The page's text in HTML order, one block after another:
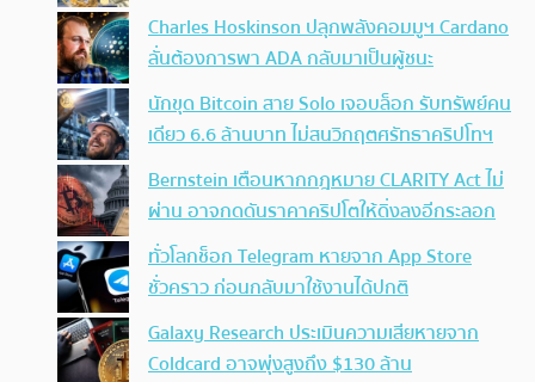
Charles Hoskinson ปลุกพลังคอมมูฯ Cardano
ลั่นต้องการพา ADA กลับมาเป็นผู้ชนะ
นักขุด Bitcoin สาย Solo เจอบล็อก รับทรัพย์คน
เดียว 6.6 ล้านบาท ไม่สนวิกฤตศรัทธาคริปโทฯ
Bernstein เตือนหากกฎหมาย CLARITY Act ไม่
ผ่าน อาจกดดันราคาคริปโตให้ดิ่งลงอีกระลอก
ทั่วโลกช็อก Telegram หายจาก App Store
ชั่วคราว ก่อนกลับมาใช้งานได้ปกติ
Galaxy Research ประเมินความเสียหายจาก
Coldcard อาจพุ่งสูงถึง $130 ล้าน